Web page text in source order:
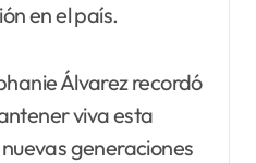
en el país.
Álvarez recordó
viva esta
generaciones